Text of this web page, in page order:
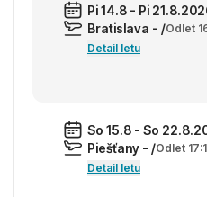
Pi 14.8 - Pi
Bratislava - /Odlet
Detail letu
So 15.8 - So
Piešťany - /Odlet
Detail letu